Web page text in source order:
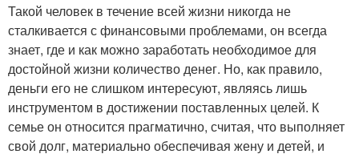
Такой человек в течение всей жизни никогда не
сталкивается с финансовыми проблемами, он всегда
знает, где и как можно заработать необходимое для
достойной жизни количество денег. Но, как правило,
деньги его не слишком интересуют, являясь лишь
инструментом в достижении поставленных целей. К
семье он относится прагматично, считая, что выполняет
свой долг, материально обеспечивая жену и детей, и